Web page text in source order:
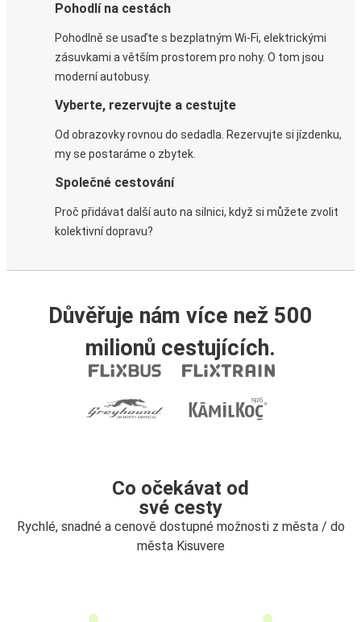
Pohodlí na cestách
Pohodlně se usaďte s bezplatným Wi-Fi, elektrickými
zásuvkami a větším prostorem pro nohy. O tom jsou
moderní autobusy.
Vyberte, rezervujte a cestujte
Od obrazovky rovnou do sedadla. Rezervujte si jízdenku,
my se postaráme o zbytek.
Společné cestování
Proč přidávat další auto na silnici, když si můžete zvolit
kolektivní dopravu?
Důvěřuje nám více než 500
milionů cestujících.
Co očekávat od
své cesty
Rychlé, snadné a cenově dostupné možnosti z města / do
města Kisuvere